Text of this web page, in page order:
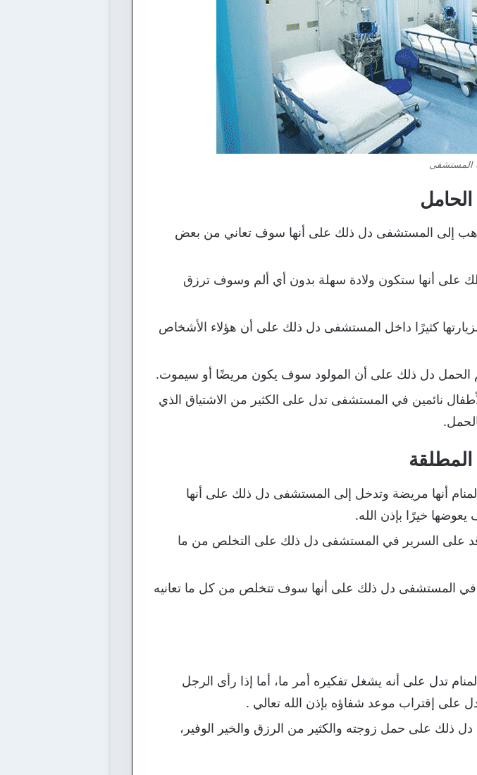
المستشفى
تذهب إلى المستشفى دل ذلك على أنها سوف تعاني من بعض
على أنها ستكون ولادة سهلة بدون أي ألم وسوف ترزق
لزيارتها كثيرًا داخل المستشفى دل ذلك على أن هؤلاء الأشخاص
الحمل دل ذلك على أن المولود سوف يكون مريضًا أو سيموت.
نائمين في المستشفى تدل على الكثير من الاشتياق الذي
أنها مريضة وتدخل إلى المستشفى دل ذلك على أنها
خيرًا بإذن الله.
على السرير في المستشفى دل ذلك على التخلص من ما
في المستشفى دل ذلك على أنها سوف تتخلص من كل ما تعانيه
تدل على أنه يشغل تفكيره أمر ما، أما إذا رأى الرجل
على إقتراب موعد شفاؤه بإذن الله تعالي .
ذلك على حمل زوجته والكثير من الرزق والخير الوفير،